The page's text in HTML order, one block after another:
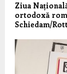
Ziua
ortodoxă
Schiedam/